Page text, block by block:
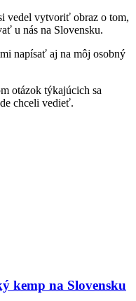
vedel vytvoriť obraz o tom,
u nás na Slovensku.
napísať aj na môj osobný
otázok týkajúcich sa
chceli vedieť.
kemp na Slovensku